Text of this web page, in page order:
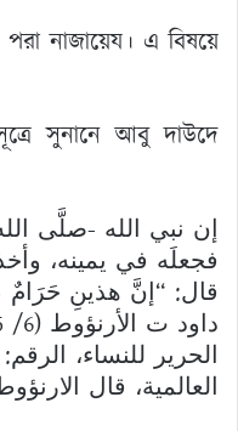
নাজায়েয। এ বিষয়ে
সুনানে আবু দাউদে
إن نبي الله -صلَّى
فجعلَه في يمينه،
قال: “إنَّ هذينِ
العالمية، قال